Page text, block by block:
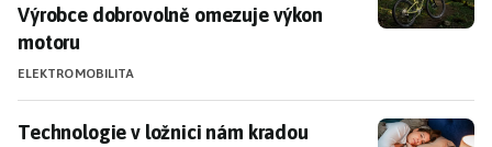
Výrobce dobrovolně omezuje výkon
motoru
ELEKTROMOBILITA
Technologie v ložnici nám kradou spánek. Nejsou
Technologie v ložnici nám kradou